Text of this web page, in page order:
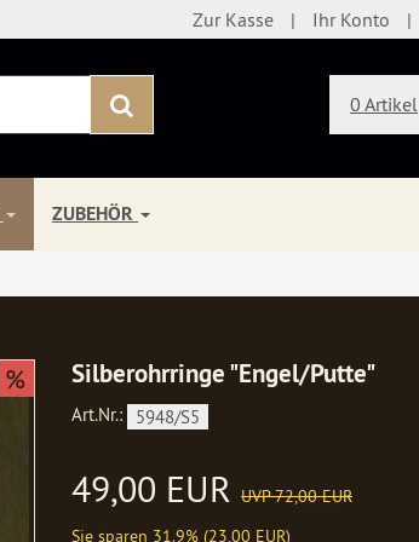
Zur Kasse Ihr Konto
0 Artikel
ZUBEHÖR
% Silberohrringe "Engel/Putte"
Art.Nr.: 5948/S5
49,00 EUR UVP 72,00 EUR
Sie sparen 31.9% (23,00 EUR)